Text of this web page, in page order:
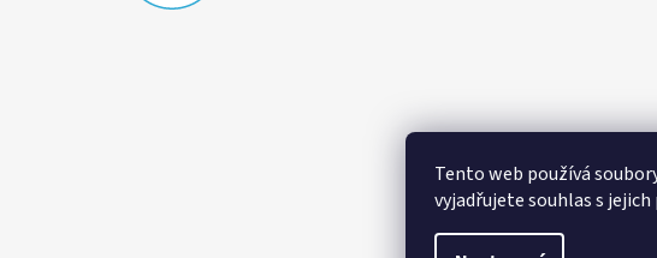
Tento web používá
vyjadřujete souhlas s